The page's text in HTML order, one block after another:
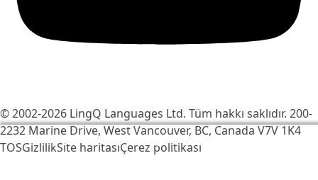
LingQ'yu daha iyi hale getirmek için çerezleri
kullanıyoruz. Siteyi ziyaret ederek, bunu kabul
© 2002-2026 LingQ Languages Ltd. Tüm hakkı saklıdır. 200-
2232 Marine Drive, West Vancouver, BC, Canada V7V 1K4
TOSGizlilikSite haritasıÇerez politikası